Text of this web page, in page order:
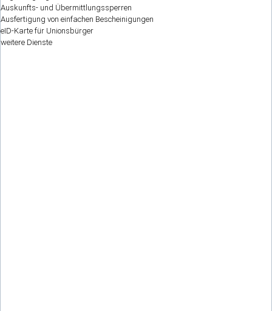
Auskunfts- und Übermittlungssperren
Ausfertigung von einfachen Bescheinigungen
eID-Karte für Unionsbürger
weitere Dienste